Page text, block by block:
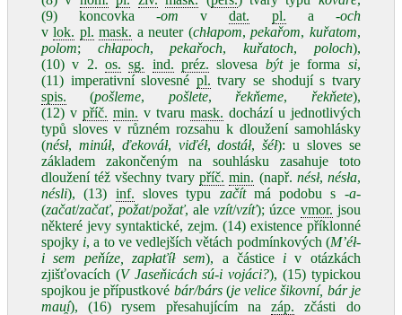
(9) koncovka-om vdat. pl. a -och
vlok. pl. mask. a neuter (chłapom,pekařom, kuřatom,
polom; chłapoch,pekařoch,kuřatoch, poloch),
(10) v 2.os. sg. ind. préz. slovesa býtje forma si,
(11) imperativní slovesné pl. tvary se shodují s tvary
spis. (pošleme, pošlete,řekňeme, řekňete),
(12) v příč. min. v tvaru mask. dochází u jednotlivých
typů sloves v různém rozsahu k dloužení samohlásky
(nésł, minúł, ďekováł, viďéł,dostáł,šéł): u sloves se
základem zakončeným na souhlásku zasahuje toto
dloužení též všechny tvarypříč. min. (např. nésł, nésła,
nésli), (13) inf. sloves typu začítmá podobu s -a-
(začat/začať,požat/požať, alevzít/vzíť); úzce vmor. jsou
některé jevy syntaktické, zejm. (14) existence příklonné
spojky i, a to ve vedlejších větách podmínkových (M’éł-
i sem peňíze, zapłaťíł sem), a částice i v otázkách
zjišťovacích (V Jaseňicách sú-i vojáci?), (15) typickou
spojkou je přípustkové bár/bárs(je velice šikovní, bár je
mau̯í), (16) rysem přesahujícím nazáp. zčásti do